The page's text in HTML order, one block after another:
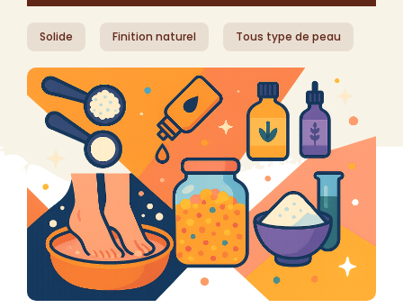
Solide Finition naturel Tous type de peau